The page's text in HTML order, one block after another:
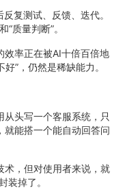
复测试、反馈、迭代。
“质量判断”。
效率正在被AI十倍百倍地
”，仍然是稀缺能力。
头写一个客服系统，只
就能搭一个能自动回答问
术，但对使用者来说，就
装掉了。